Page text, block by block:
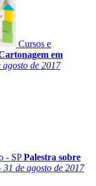
Cursos e
em
de 2017
- SP Palestra sobre
31 de agosto de 2017